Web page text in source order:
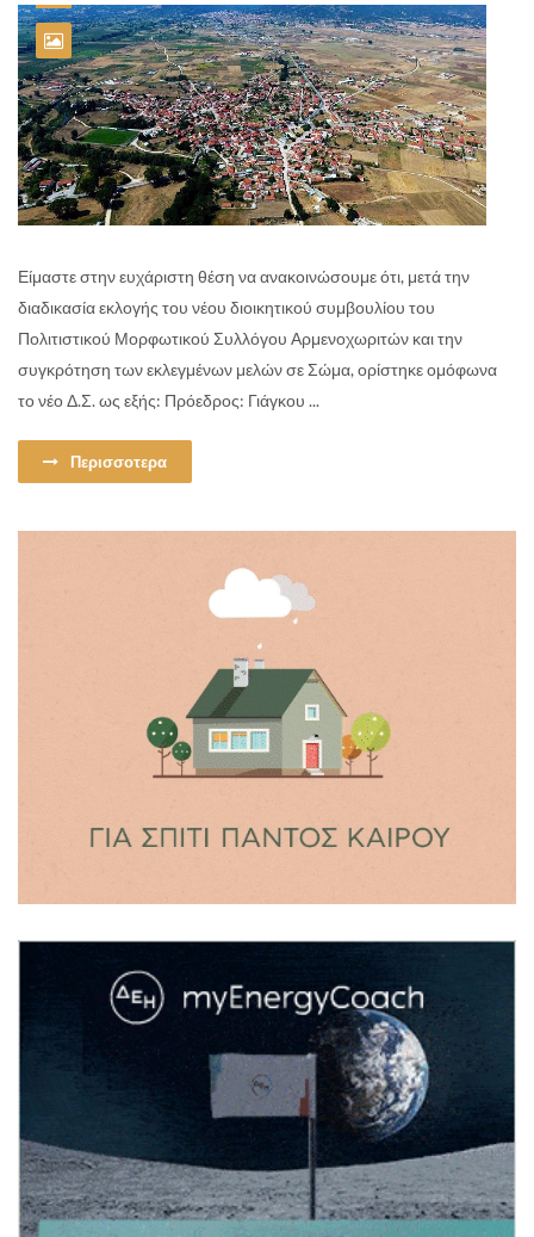
Είμαστε στην ευχάριστη θέση να ανακοινώσουμε ότι, μετά την
διαδικασία εκλογής του νέου διοικητικού συμβουλίου του
Πολιτιστικού Μορφωτικού Συλλόγου Αρμενοχωριτών και την
συγκρότηση των εκλεγμένων μελών σε Σώμα, ορίστηκε ομόφωνα
το νέο Δ.Σ. ως εξής: Πρόεδρος: Γιάγκου ...
Περισσοτερα